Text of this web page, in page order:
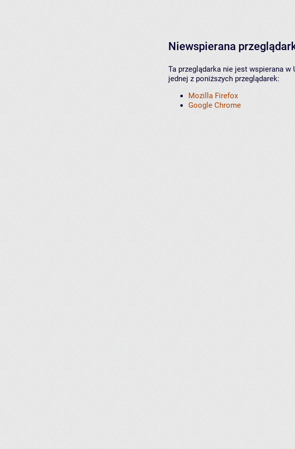
Niewspierana
Ta przeglądarka nie jest wspierana
jednej z poniższych przeglądarek:
Mozilla Firefox
Google Chrome